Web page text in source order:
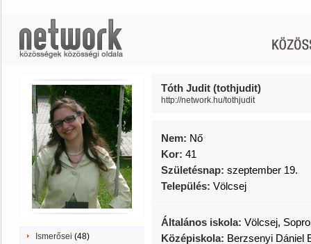
Ismerősei (48)
Tóth Judit (tothjudit)
http://network.hu/tothjudit
Nem: Nő
Kor: 41
Születésnap: szeptember 19.
Település: Völcsej
Általános iskola: Völcsej,
Középiskola: Berzsenyi Dániel